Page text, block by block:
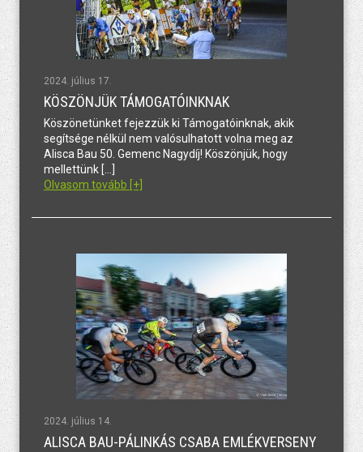
2024. július 17.
KÖSZÖNJÜK TÁMOGATÓINKNAK
Köszönetünket fejezzük ki Támogatóinknak, akik
segítsége nélkül nem valósulhatott volna meg az
Alisca Bau 50. Gemenc Nagydíj! Köszönjük, hogy
mellettünk […]
Olvasom tovább [+]
2024. július 14.
ALISCA BAU-PÁLINKÁS CSABA EMLÉKVERSENY